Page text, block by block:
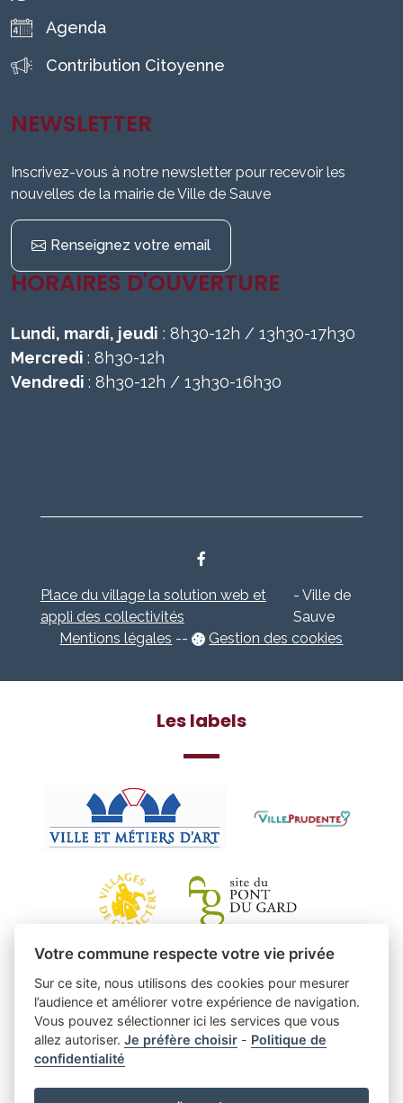
Agenda
Contribution Citoyenne
NEWSLETTER
Inscrivez-vous à notre newsletter pour recevoir les
nouvelles de la mairie de Ville de Sauve
Renseignez votre email
HORAIRES D'OUVERTURE
Lundi, mardi, jeudi : 8h30-12h / 13h30-17h30
Mercredi : 8h30-12h
Vendredi : 8h30-12h / 13h30-16h30
Place du village la solution web et
appli des collectivités
- Ville de
Sauve
Mentions légales -- Gestion des cookies
Les labels
Votre commune respecte votre vie privée
Sur ce site, nous utilisons des cookies pour mesurer
l’audience et améliorer votre expérience de navigation.
Vous pouvez sélectionner ici les services que vous
allez autoriser.Je préfère choisir - Politique de
confidentialité